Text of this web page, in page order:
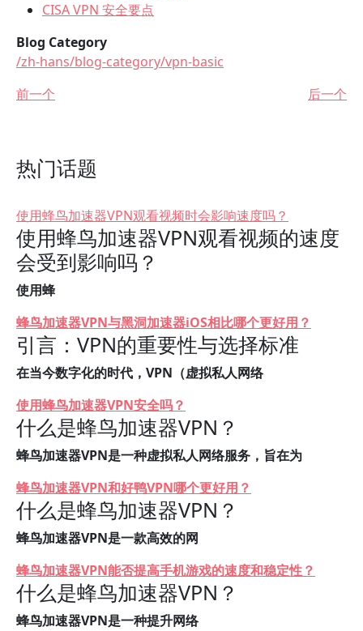
CISA VPN 安全要点
Blog Category
/zh-hans/blog-category/vpn-basic
前一个
后一个
热门话题
使用蜂鸟加速器VPN观看视频时会影响速度吗？
使用蜂鸟加速器VPN观看视频的速度
会受到影响吗？
使用蜂
蜂鸟加速器VPN与黑洞加速器iOS相比哪个更好用？
引言：VPN的重要性与选择标准
在当今数字化的时代，VPN（虚拟私人网络
使用蜂鸟加速器VPN安全吗？
什么是蜂鸟加速器VPN？
蜂鸟加速器VPN是一种虚拟私人网络服务，旨在为
蜂鸟加速器VPN和好鸭VPN哪个更好用？
什么是蜂鸟加速器VPN？
蜂鸟加速器VPN是一款高效的网
蜂鸟加速器VPN能否提高手机游戏的速度和稳定性？
什么是蜂鸟加速器VPN？
蜂鸟加速器VPN是一种提升网络